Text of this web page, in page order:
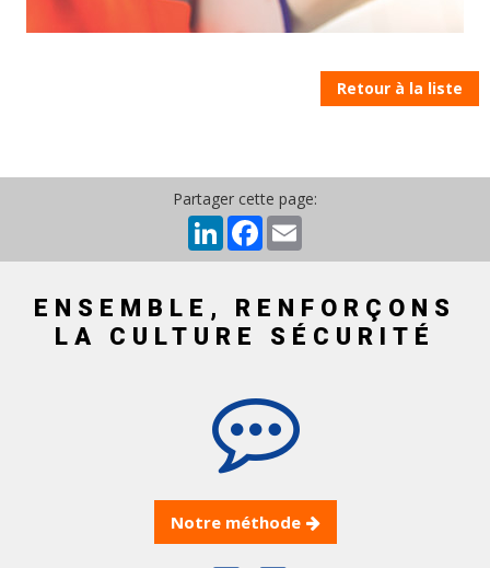
Retour à la liste
Partager cette page:
LinkedInFacebook
ENSEMBLE, RENFORÇONS
LA CULTURE SÉCURITÉ
Notre méthode